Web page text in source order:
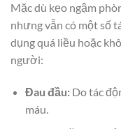
Mặc dù kẹo ngậm
nhưng vẫn có một số
dụng quá liều hoặc
người:
Đau đầu:Do tác
máu.